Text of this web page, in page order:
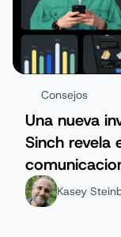
Consejos
Una nueva
Sinch revela
Kasey